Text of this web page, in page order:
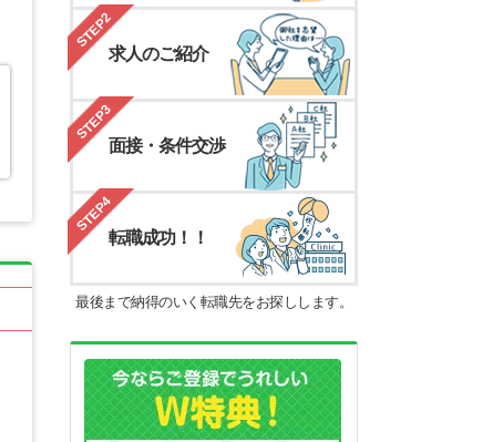
STEP2
求人のご紹介
STEP3
面接・条件交渉
STEP4
転職成功！！
最後まで納得のいく転職先をお探しします。